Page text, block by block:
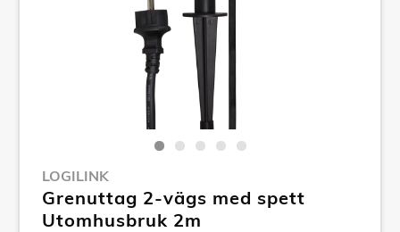
LOGILINK
Grenuttag 2-vägs med spett
Utomhusbruk 2m